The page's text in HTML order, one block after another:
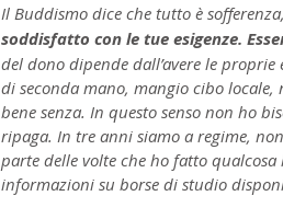
Il Buddismo dice che tutto è
soddisfatto con le tue esigenze.
del dono dipende dall’avere le
di seconda mano, mangio cibo
bene senza. In questo senso non ho
ripaga. In tre anni siamo a regime,
parte delle volte che ho fatto
informazioni su borse di studio